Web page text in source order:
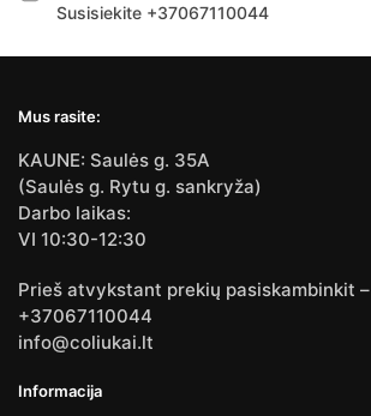
Susisiekite +37067110044
Mus rasite:
KAUNE: Saulės g. 35A
(Saulės g. Rytu g. sankryža)
Darbo laikas:
VI 10:30-12:30
Prieš atvykstant prekių pasiskambinkit –
+37067110044
info@coliukai.lt
Informacija